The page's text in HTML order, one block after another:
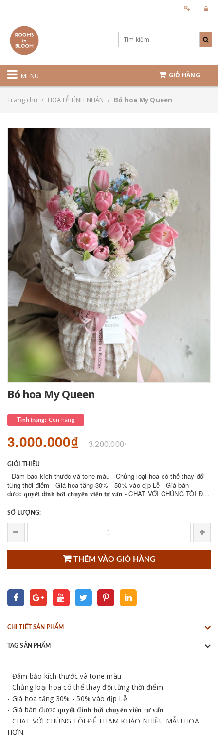
MENU GIỎ HÀNG
Trang chủ / HOA LỄ TÌNH NHÂN / Bó hoa My Queen
Bó hoa My Queen
Tình trạng: Còn hàng
3.000.000₫ 3.200.000₫
GIỚI THIỆU
- Đảm bảo kích thước và tone màu - Chủng loại hoa có thể thay đổi
từng thời điểm - Giá hoa tăng 30% - 50% vào dịp Lễ - Giá bán
được 𝐪𝐮𝐲𝐞̂́𝐭 đ𝐢̣𝐧𝐡 𝐛𝐨̛̉𝐢 𝐜𝐡𝐮𝐲𝐞̂𝐧 𝐯𝐢𝐞̂𝐧 𝐭𝐮̛ 𝐯𝐚̂́𝐧 - CHAT VỚI CHÚNG TÔI ĐỂ
SỐ LƯỢNG:
THÊM VÀO GIỎ HÀNG
CHI TIẾT SẢN PHẨM
TAG SẢN PHẨM
- Đảm bảo kích thước và tone màu
- Chủng loại hoa có thể thay đổi từng thời điểm
- Giá hoa tăng 30% - 50% vào dịp Lễ
- Giá bán được 𝐪𝐮𝐲𝐞̂́𝐭 đ𝐢̣𝐧𝐡 𝐛𝐨̛̉𝐢 𝐜𝐡𝐮𝐲𝐞̂𝐧 𝐯𝐢𝐞̂𝐧 𝐭𝐮̛ 𝐯𝐚̂́𝐧
- CHAT VỚI CHÚNG TÔI ĐỂ THAM KHẢO NHIỀU MẪU HOA
HƠN.